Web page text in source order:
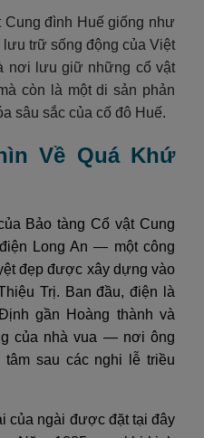
Cung đình Huế giống như
trữ sống động của Việt
nơi lưu giữ những cổ vật
còn là một di sản phản
sâu sắc của cố đô Huế.
Về Quá Khứ
Bảo tàng Cổ vật Cung
Long An — một công
đẹp được xây dựng vào
Trị. Ban đầu, điện là
gần Hoàng thành và
của nhà vua — nơi ông
sau các nghi lễ triều
của ngài được đặt tại đây